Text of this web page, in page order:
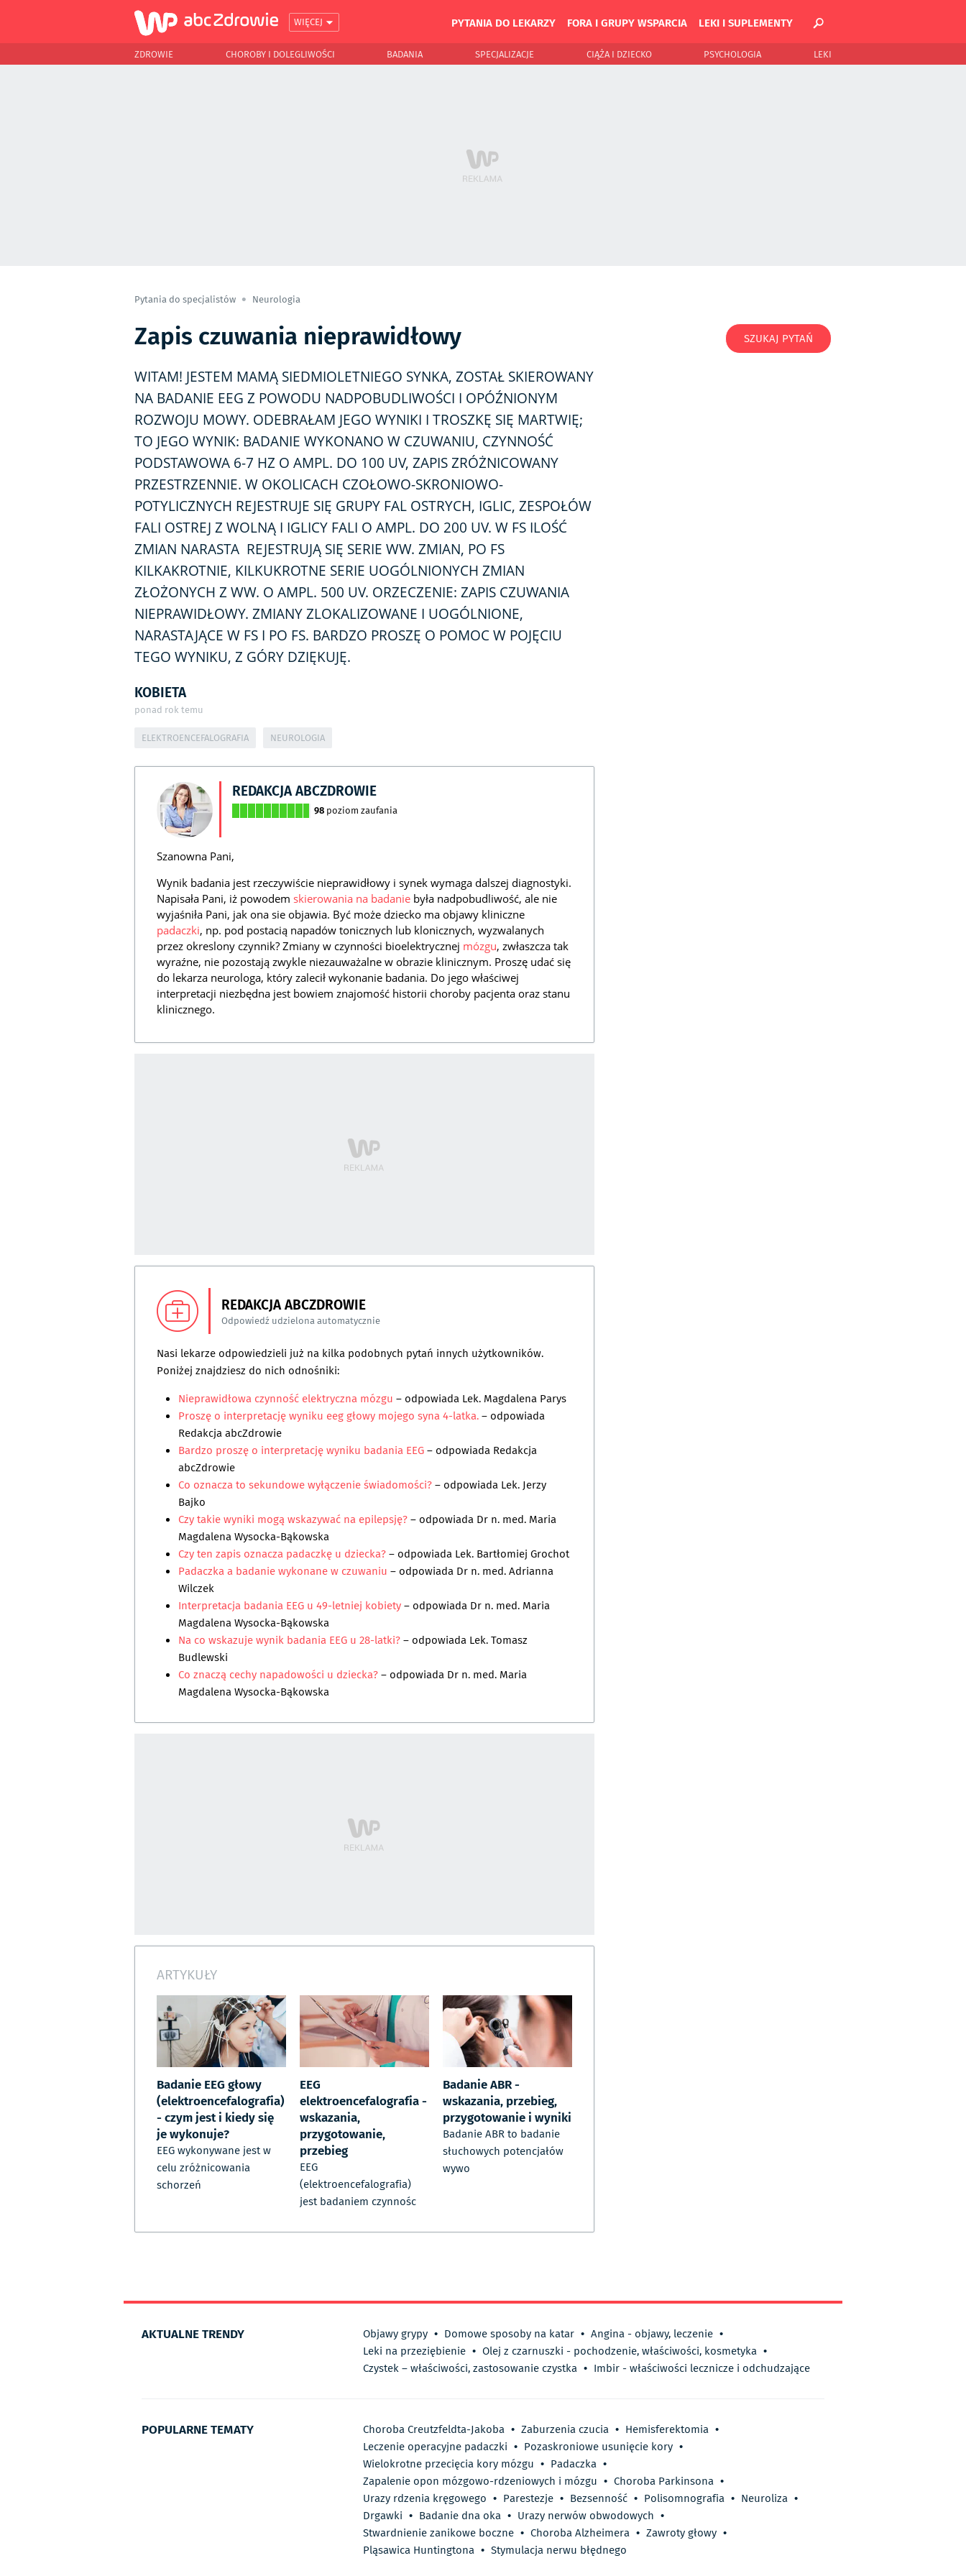
WIĘCEJ PYTANIA DO LEKARZY FORA I GRUPY WSPARCIA LEKI I SUPLEMENTY
ZDROWIE CHOROBY I DOLEGLIWOŚCI BADANIA SPECJALIZACJE CIĄŻA I DZIECKO PSYCHOLOGIA LEKI
Pytania do specjalistów Neurologia
Zapis czuwania nieprawidłowy
WITAM! JESTEM MAMĄ SIEDMIOLETNIEGO SYNKA, ZOSTAŁ SKIEROWANY
NA BADANIE EEG Z POWODU NADPOBUDLIWOŚCI I OPÓŹNIONYM
ROZWOJU MOWY. ODEBRAŁAM JEGO WYNIKI I TROSZKĘ SIĘ MARTWIĘ;
TO JEGO WYNIK: BADANIE WYKONANO W CZUWANIU, CZYNNOŚĆ
PODSTAWOWA 6-7 HZ O AMPL. DO 100 UV, ZAPIS ZRÓŻNICOWANY
PRZESTRZENNIE. W OKOLICACH CZOŁOWO-SKRONIOWO-
POTYLICZNYCH REJESTRUJE SIĘ GRUPY FAL OSTRYCH, IGLIC, ZESPOŁÓW
FALI OSTREJ Z WOLNĄ I IGLICY FALI O AMPL. DO 200 UV. W FS ILOŚĆ
ZMIAN NARASTA REJESTRUJĄ SIĘ SERIE WW. ZMIAN, PO FS
KILKAKROTNIE, KILKUKROTNE SERIE UOGÓLNIONYCH ZMIAN
ZŁOŻONYCH Z WW. O AMPL. 500 UV. ORZECZENIE: ZAPIS CZUWANIA
NIEPRAWIDŁOWY. ZMIANY ZLOKALIZOWANE I UOGÓLNIONE,
NARASTAJĄCE W FS I PO FS. BARDZO PROSZĘ O POMOC W POJĘCIU
TEGO WYNIKU, Z GÓRY DZIĘKUJĘ.
KOBIETA
ponad rok temu
ELEKTROENCEFALOGRAFIA NEUROLOGIA
REDAKCJA ABCZDROWIE
98 poziom zaufania
Szanowna Pani,
Wynik badania jest rzeczywiście nieprawidłowy i synek wymaga dalszej diagnostyki.
Napisała Pani, iż powodem skierowania na badanie była nadpobudliwość, ale nie
wyjaśniła Pani, jak ona sie objawia. Być może dziecko ma objawy kliniczne
padaczki, np. pod postacią napadów tonicznych lub klonicznych, wyzwalanych
przez okreslony czynnik? Zmiany w czynności bioelektrycznej mózgu, zwłaszcza tak
wyraźne, nie pozostają zwykle niezauważalne w obrazie klinicznym. Proszę udać się
do lekarza neurologa, który zalecił wykonanie badania. Do jego właściwej
interpretacji niezbędna jest bowiem znajomość historii choroby pacjenta oraz stanu
klinicznego.
REDAKCJA ABCZDROWIE
Odpowiedź udzielona automatycznie
Nasi lekarze odpowiedzieli już na kilka podobnych pytań innych użytkowników.
Poniżej znajdziesz do nich odnośniki:
Nieprawidłowa czynność elektryczna mózgu – odpowiada Lek. Magdalena Parys
Proszę o interpretację wyniku eeg głowy mojego syna 4-latka.– odpowiada
Redakcja abcZdrowie
Bardzo proszę o interpretację wyniku badania EEG– odpowiada Redakcja
abcZdrowie
Co oznacza to sekundowe wyłączenie świadomości?– odpowiada Lek. Jerzy
Bajko
Czy takie wyniki mogą wskazywać na epilepsję?– odpowiada Dr n. med. Maria
Magdalena Wysocka-Bąkowska
Czy ten zapis oznacza padaczkę u dziecka?– odpowiada Lek. Bartłomiej Grochot
Padaczka a badanie wykonane w czuwaniu – odpowiada Dr n. med. Adrianna
Wilczek
Interpretacja badania EEG u 49-letniej kobiety– odpowiada Dr n. med. Maria
Magdalena Wysocka-Bąkowska
Na co wskazuje wynik badania EEG u 28-latki?– odpowiada Lek. Tomasz
Budlewski
Co znaczą cechy napadowości u dziecka?– odpowiada Dr n. med. Maria
Magdalena Wysocka-Bąkowska
ARTYKUŁY
Badanie EEG głowy
(elektroencefalografia)
- czym jest i kiedy się
je wykonuje?
EEG wykonywane jest w
celu zróżnicowania
schorzeń
EEG
elektroencefalografia -
wskazania,
przygotowanie,
przebieg
EEG
(elektroencefalografia)
jest badaniem czynnośc
Badanie ABR -
wskazania, przebieg,
przygotowanie i wyniki
Badanie ABR to badanie
słuchowych potencjałów
wywo
SZUKAJ PYTAŃ
AKTUALNE TRENDY Objawy grypy • Domowe sposoby na katar • Angina - objawy, leczenie •
Leki na przeziębienie • Olej z czarnuszki - pochodzenie, właściwości, kosmetyka •
Czystek – właściwości, zastosowanie czystka • Imbir - właściwości lecznicze i odchudzające
POPULARNE TEMATY Choroba Creutzfeldta-Jakoba • Zaburzenia czucia • Hemisferektomia •
Leczenie operacyjne padaczki • Pozaskroniowe usunięcie kory •
Wielokrotne przecięcia kory mózgu • Padaczka •
Zapalenie opon mózgowo-rdzeniowych i mózgu • Choroba Parkinsona •
Urazy rdzenia kręgowego • Parestezje • Bezsenność • Polisomnografia • Neuroliza •
Drgawki • Badanie dna oka • Urazy nerwów obwodowych •
Stwardnienie zanikowe boczne • Choroba Alzheimera • Zawroty głowy •
Pląsawica Huntingtona • Stymulacja nerwu błędnego